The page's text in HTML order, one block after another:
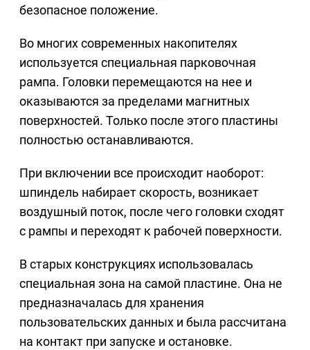
безопасное положение.
Во многих современных накопителях
используется специальная парковочная
рампа. Головки перемещаются на нее и
оказываются за пределами магнитных
поверхностей. Только после этого пластины
полностью останавливаются.
При включении все происходит наоборот:
шпиндель набирает скорость, возникает
воздушный поток, после чего головки сходят
с рампы и переходят к рабочей поверхности.
В старых конструкциях использовалась
специальная зона на самой пластине. Она не
предназначалась для хранения
пользовательских данных и была рассчитана
на контакт при запуске и остановке.